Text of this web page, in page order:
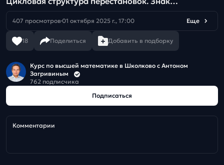
перестановки.
407 просмотров 01 октября 2025 г., 17:00 Еще
18 Поделиться Добавить в подборку
Курс по высшей математике в Школково с Антоном
Загривиным
762 подписчика
Подписаться
Комментарии